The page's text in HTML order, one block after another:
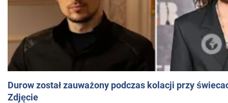
Durow został zauważony podczas kolacji przy
Zdjęcie